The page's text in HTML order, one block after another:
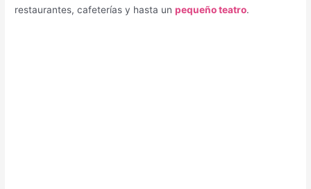
restaurantes, cafeterías y hasta unpequeño teatro.